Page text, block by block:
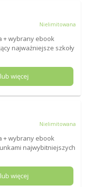
Nielimitowana
+ wybrany ebook
najważniejsze szkoły
lub więcej
Nielimitowana
+ wybrany ebook
najwybitniejszych
lub więcej